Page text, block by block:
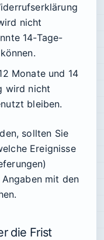
nicht
14-Tage-
Monate und 14
wird nicht
bleiben.
sollten Sie
Ereignisse
mit den
die Frist